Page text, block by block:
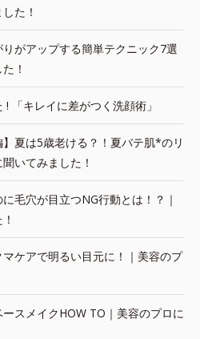
た！
りがアップする簡単テクニック7選
！
「キレイに差がつく洗顔術」
】夏は5歳老ける？！夏バテ肌*のリ
いてみました！
毛穴が目立つNG行動とは！？｜
マケアで明るい目元に！｜美容のプ
スメイクHOW TO｜美容のプロに